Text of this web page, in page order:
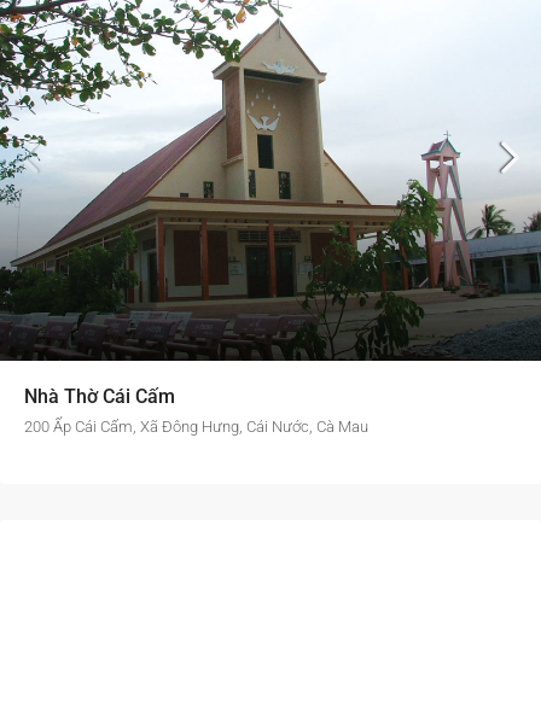
Nhà Thờ Cái Cấm
200 Ấp Cái Cấm, Xã Đông Hưng, Cái Nước, Cà Mau